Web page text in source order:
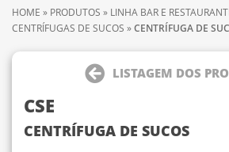
HOME » PRODUTOS » LINHA BAR E
CENTRÍFUGAS DE SUCOS »CENTRÍFUGA DE
LISTAGEM DOS
CSE
CENTRÍFUGA DE SUCOS